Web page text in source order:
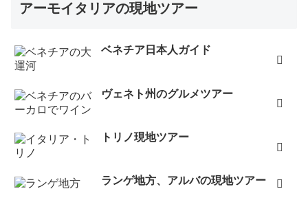
アーモイタリアの現地ツアー
ベネチア日本人ガイド
ヴェネト州のグルメツアー
トリノ現地ツアー
ランゲ地方、アルバの現地ツアー